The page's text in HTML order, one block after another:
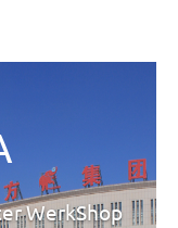
WerkShop